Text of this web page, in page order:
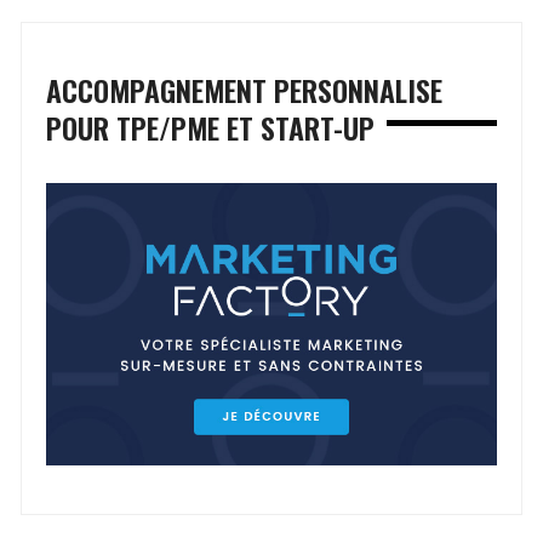
ACCOMPAGNEMENT PERSONNALISE
POUR TPE/PME ET START-UP